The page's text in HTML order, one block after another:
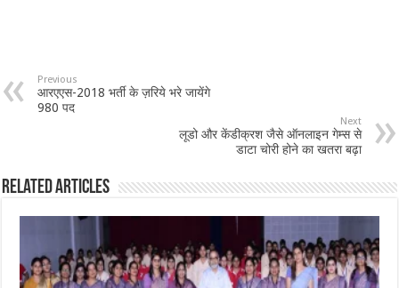
Previous
आरएएस-2018 भर्ती के ज़रिये भरे जायेंगे
980 पद
Next
लूडो और केंडीक्रश जैसे ऑनलाइन गेम्स से
डाटा चोरी होने का खतरा बढ़ा
Related Articles